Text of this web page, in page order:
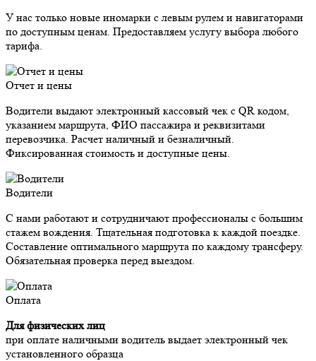
У нас только новые иномарки с левым рулем и навигаторами
по доступным ценам. Предоставляем услугу выбора любого
тарифа.
Отчет и цены
Водители выдают электронный кассовый чек с QR кодом,
указанием маршрута, ФИО пассажира и реквизитами
перевозчика. Расчет наличный и безналичный.
Фиксированная стоимость и доступные цены.
Водители
С нами работают и сотрудничают профессионалы с большим
стажем вождения. Тщательная подготовка к каждой поездке.
Составление оптимального маршрута по каждому трансферу.
Обязательная проверка перед выездом.
Оплата
Для физических лиц
при оплате наличными водитель выдает электронный чек
установленного образца